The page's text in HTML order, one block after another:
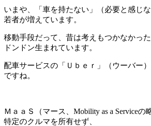
いまや、「車を持たない」（必要と感じな
若者が増えています。
移動手段だって、昔は考えもつかなかっ
ドンドン生まれています。
配車サービスの「Ｕｂｅｒ」（ウーバー
ですね。
ＭａａＳ（マース、Mobility as a Serviceの
特定のクルマを所有せず、